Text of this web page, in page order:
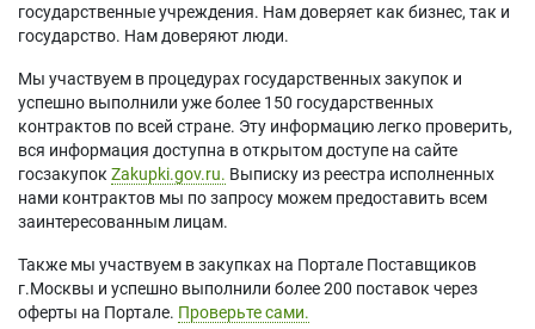
государственные учреждения. Нам доверяет как бизнес, так и
государство. Нам доверяют люди.
Мы участвуем в процедурах государственных закупок и
успешно выполнили уже более 150 государственных
контрактов по всей стране. Эту информацию легко проверить,
вся информация доступна в открытом доступе на сайте
госзакупок Zakupki.gov.ru. Выписку из реестра исполненных
нами контрактов мы по запросу можем предоставить всем
заинтересованным лицам.
Также мы участвуем в закупках на Портале Поставщиков
г.Москвы и успешно выполнили более 200 поставок через
оферты на Портале. Проверьте сами.